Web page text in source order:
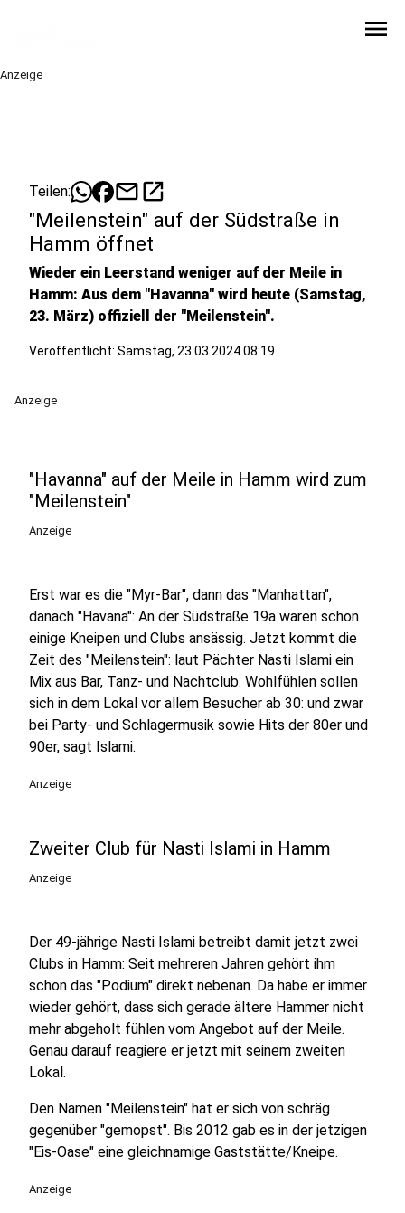
menu
Anzeige
Teilen: mailopen_in_new
"Meilenstein" auf der Südstraße in
Hamm öffnet
Wieder ein Leerstand weniger auf der Meile in
Hamm: Aus dem "Havanna" wird heute (Samstag,
23. März) offiziell der "Meilenstein".
Veröffentlicht: Samstag, 23.03.2024 08:19
Anzeige
"Havanna" auf der Meile in Hamm wird zum
"Meilenstein"
Anzeige
Erst war es die "Myr-Bar", dann das "Manhattan",
danach "Havana": An der Südstraße 19a waren schon
einige Kneipen und Clubs ansässig. Jetzt kommt die
Zeit des "Meilenstein": laut Pächter Nasti Islami ein
Mix aus Bar, Tanz- und Nachtclub. Wohlfühlen sollen
sich in dem Lokal vor allem Besucher ab 30: und zwar
bei Party- und Schlagermusik sowie Hits der 80er und
90er, sagt Islami.
Anzeige
Zweiter Club für Nasti Islami in Hamm
Anzeige
Der 49-jährige Nasti Islami betreibt damit jetzt zwei
Clubs in Hamm: Seit mehreren Jahren gehört ihm
schon das "Podium" direkt nebenan. Da habe er immer
wieder gehört, dass sich gerade ältere Hammer nicht
mehr abgeholt fühlen vom Angebot auf der Meile.
Genau darauf reagiere er jetzt mit seinem zweiten
Lokal.
Den Namen "Meilenstein" hat er sich von schräg
gegenüber "gemopst". Bis 2012 gab es in der jetzigen
"Eis-Oase" eine gleichnamige Gaststätte/Kneipe.
Anzeige